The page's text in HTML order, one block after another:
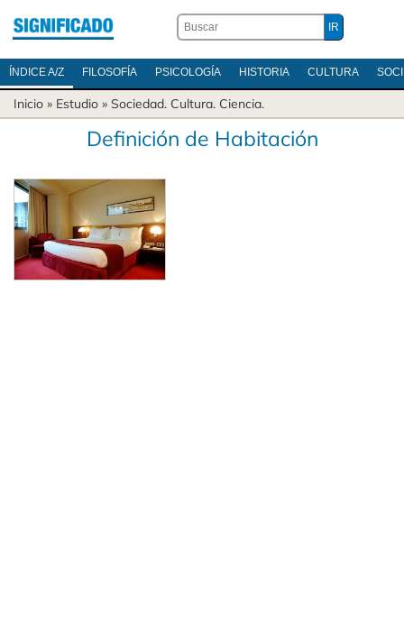
ÍNDICE A/Z FILOSOFÍA PSICOLOGÍA HISTORIA CULTURA
Inicio » Estudio » Sociedad. Cultura. Ciencia.
Definición de Habitación